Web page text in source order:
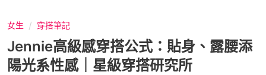
女生 穿搭筆記
Jennie高級感穿搭公式：貼身、露腰添
陽光系性感｜星級穿搭研究所